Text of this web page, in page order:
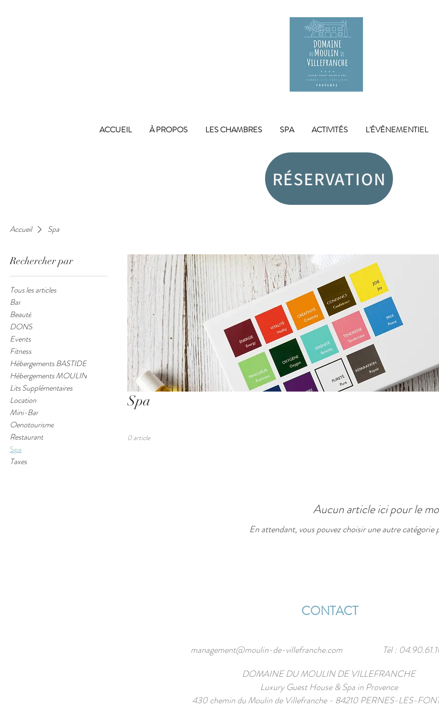
ACCUEIL À PROPOS LES CHAMBRES SPA ACTIVITÉS L'ÉVÈNEMENTIEL
RÉSERVATION
Accueil Spa
Rechercher par
Tous les articles
Bar
Beauté
DONS
Events
Fitness
Hébergements BASTIDE
Hébergements MOULIN
Lits Supplémentaires
Location
Mini-Bar
Oenotourisme
Restaurant
Spa
Taxes
Spa
0 article
Aucun article ici pour le
En attendant, vous pouvez choisir une autre catégorie
CONTACT
management@moulin-de-villefranche.com
Tél :
DOMAINE DU MOULIN DE VILLEFRANCHE
Luxury Guest House & Spa in Provence
430 chemin du Moulin de Villefranche - 84210 PERNES-LES-